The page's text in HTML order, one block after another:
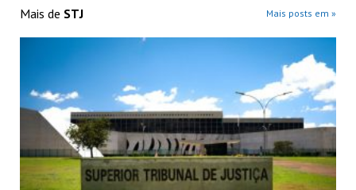
Mais de STJ Mais posts em »